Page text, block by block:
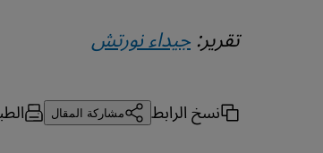
تقرير:جيداء نورتش
نسخ الرابط مشاركة المقال